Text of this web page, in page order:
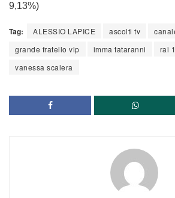
9,13%)
Tag: ALESSIO LAPICE ascolti tv
grande fratello vip
imma tataranni rai 1
vanessa scalera